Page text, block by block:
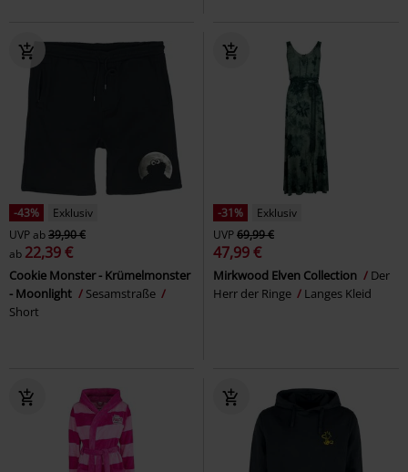
-43%
Exklusiv
UVPab39,90 €
ab 22,39 €
Cookie Monster - Krümelmonster
- Moonlight
Sesamstraße
Short
-31%
Exklusiv
UVP69,99 €
47,99 €
Mirkwood Elven Collection
Der
Herr der Ringe
Langes Kleid